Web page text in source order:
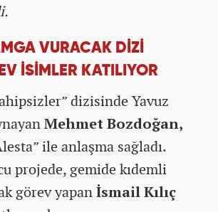
VURACAK DİZİ
İSİMLER KATILIYOR
dizisinde Yavuz
Mehmet Bozdoğan,
ile anlaşma sağladı.
projede, gemide kıdemli
görev yapanİsmail Kılıç